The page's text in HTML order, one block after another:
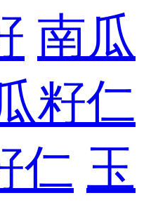
南瓜
籽仁
仁 玉